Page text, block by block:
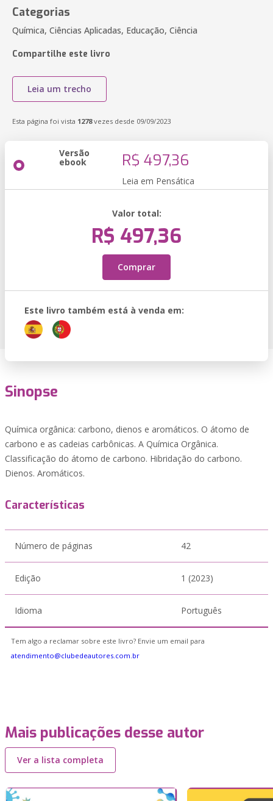
Categorias
Química, Ciências Aplicadas, Educação, Ciência
Compartilhe este livro
Leia um trecho
Esta página foi vista 1278vezes desde 09/09/2023
Versão
ebook R$ 497,36
Leia em Pensática
Valor total:
R$ 497,36
Comprar
Este livro também está à venda em:
Sinopse
Química orgânica: carbono, dienos e aromáticos. O átomo de
carbono e as cadeias carbônicas. A Química Orgânica.
Classificação do átomo de carbono. Hibridação do carbono.
Dienos. Aromáticos.
Características
Número de páginas 42
Edição 1 (2023)
Idioma Português
Tem algo a reclamar sobre este livro? Envie um email para
atendimento@clubedeautores.com.br
Mais publicações desse autor
Ver a lista completa